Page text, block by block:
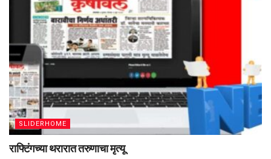
SLIDERHOME
राफ्टिंगच्या थरारात तरुणाचा मृत्यू